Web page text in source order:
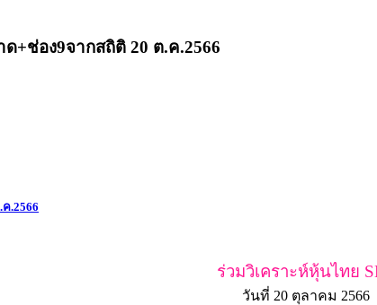
+ช่อง9จากสถิติ 20 ต.ค.2566
.2566
ร่วมวิเคราะห์หุ้นไทย
วันที่ 20 ตุลาคม 2566